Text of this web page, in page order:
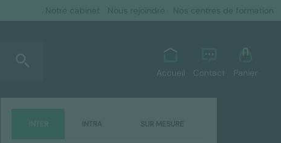
Notre cabinet Nous rejoindre Nos centres de formation
Accueil Contact Panier
INTER INTRA SUR MESURE